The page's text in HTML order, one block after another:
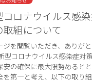
コロナウイルス感
取組について
ジを閲覧いただき、ありが
型コロナウイルス感染症対
安の確保に最大限努めると
を第一と考え、以下の取り